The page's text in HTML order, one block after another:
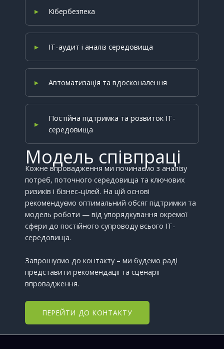
Кібербезпека
ІТ-аудит і аналіз середовища
Автоматизація та вдосконалення
Постійна підтримка та розвиток ІТ-
середовища
Модель співпраці
Кожне впровадження ми починаємо з аналізу
потреб, поточного середовища та ключових
ризиків і бізнес-цілей. На цій основі
рекомендуємо оптимальний обсяг підтримки та
модель роботи — від упорядкування окремої
сфери до постійного супроводу всього ІТ-
середовища.
Запрошуємо до контакту – ми будемо раді
представити рекомендації та сценарії
впровадження.
ПЕРЕЙТИ ДО КОНТАКТУ